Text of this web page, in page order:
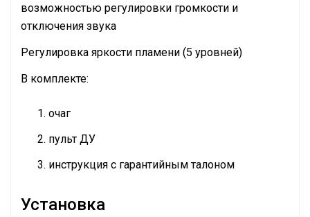
возможностью регулировки громкости и
отключения звука
Регулировка яркости пламени (5 уровней)
В комплекте:
очаг
пульт ДУ
инструкция с гарантийным талоном
Установка